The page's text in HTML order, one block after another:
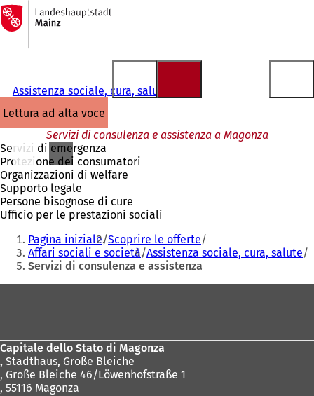
Vai al contenuto
Alla
pagina
iniziale
Assistenza sociale, cura, salute
lettura ad alta voce
Servizi di consulenza e assistenza a Magonza
Servizi di emergenza
Protezione dei consumatori
Organizzazioni di welfare
Supporto legale
Persone bisognose di cure
Ufficio per le prestazioni sociali
Siete
qui:
Pagina iniziale Scoprire le offerte
Affari sociali e società Assistenza sociale, cura, salute
Servizi di consulenza e assistenza
Capitale dello Stato di Magonza
, Stadthaus, Große Bleiche
, Große Bleiche 46/Löwenhofstraße 1
, 55116 Magonza